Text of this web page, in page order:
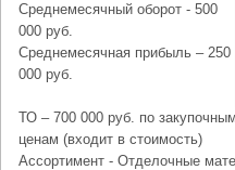
Среднемесячный оборот - 500
000 руб.
Среднемесячная прибыль – 250
000 руб.
ТО – 700 000 руб. по закупочным
ценам (входит в стоимость)
Ассортимент - Отделочные